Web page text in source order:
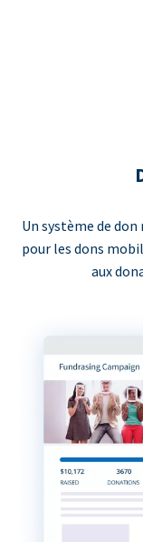
Un système de
pour les dons
aux